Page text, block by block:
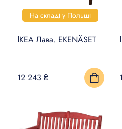
На складі у Польщі
ІКЕА Лава. EKENÄSET
12 243 ₴